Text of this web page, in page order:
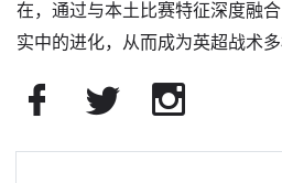
在，通过与本土比赛特征深度融
实中的进化，从而成为英超战术